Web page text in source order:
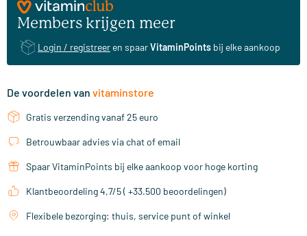
Members krijgen meer
Login / registreer en spaarVitaminPoints bij elke aankoop
De voordelen van vitaminstore
Gratis verzending vanaf 25 euro
Betrouwbaar advies via chat of email
Spaar VitaminPoints bij elke aankoop voor hoge korting
Klantbeoordeling 4,7/5 ( +33.500 beoordelingen)
Flexibele bezorging: thuis, service punt of winkel